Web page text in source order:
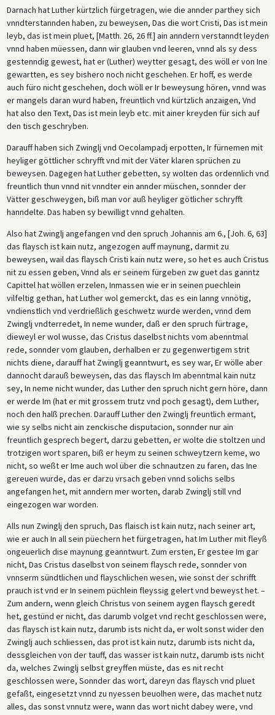
Darnach hat Luther kürtzlich fürgetragen, wie die annder parthey sich
vnndterstannden haben, zu beweysen, Das die wort Cristi, Das ist mein
leyb, das ist mein pluet, [Matth. 26, 26 ff.] ain anndern verstanndt leyden
vnnd haben müessen, dann wir glauben vnd leeren, vnnd als sy dess
gestenndig gewest, hat er (Luther) weytter gesagt, des wöll er von Ine
gewartten, es sey bishero noch nicht geschehen. Er hoff, es werde
auch füro nicht geschehen, doch wöll er Ir beweysung hören, vnnd was
er mangels daran wurd haben, freuntlich vnd kürtzlich anzaigen, Vnd
hat also den Text, Das ist mein leyb etc. mit ainer kreyden für sich auf
den tisch geschryben.
Darauff haben sich Zwinglj vnd Oecolampadj erpotten, Ir fürnemen mit
heyliger göttlicher schryfft vnd mit der Väter klaren sprüchen zu
beweysen. Dagegen hat Luther gebetten, sy wolten das ordennlich vnd
freuntlich thun vnnd nit vnndter ein annder müschen, sonnder der
Vätter geschweygen, biß man vor auß heyliger götlicher schryfft
hanndelte. Das haben sy bewilligt vnnd gehalten.
Also hat Zwinglj angefangen vnd den spruch Johannis am 6., [Joh. 6, 63]
das flaysch ist kain nutz, angezogen auff maynung, darmit zu
beweysen, wail das flaysch Cristi kain nutz were, so het es auch Cristus
nit zu essen geben, Vnnd als er seinem fürgeben zw guet das ganntz
Capittel hat wöllen erzelen, Inmassen wie er in seinen puechlein
vilfeltig gethan, hat Luther wol gemerckt, das es ein lanng vnnötig,
vndienstlich vnd verdrießlich geschwetz wurde werden, vnnd dem
Zwinglj vndterredet, In neme wunder, daß er den spruch fürtrage,
dieweyl er wol wusse, das Cristus daselbst nichts vom abenntmal
rede, sonnder vom glauben, derhalben er zu gegenwertigem strit
nichts diene, darauff hat Zwinglj geanntwurt, es sey war, Er wölle aber
dannocht darauß beweysen, das das flaysch Im abenntmal kain nutz
sey, In neme nicht wunder, das Luther den spruch nicht gern höre, dann
er werde Im (hat er mit grossem trutz vnd poch gesagt), dem Luther,
noch den halß prechen. Darauff Luther den Zwinglj freuntlich ermant,
wie sy selbs nicht ain zenckische disputacion, sonnder nur ain
freuntlich gesprech begert, darzu gebetten, er wolte die stoltzen und
trotzigen wort sparen, biß er heym zu seinen schweytzern keme, wo
nicht, so weßt er Ime auch wol über die schnautzen zu faren, das Ine
gereuen wurde, das er darzu vrsach geben vnnd solichs selbs
angefangen het, mit anndern mer worten, darab Zwinglj still vnd
eingezogen war worden.
Alls nun Zwinglj den spruch, Das flaisch ist kain nutz, nach seiner art,
wie er auch In all sein püechern het fürgetragen, hat Im Luther mit fleyß
ongeuerlich dise maynung geanntwurt. Zum ersten, Er gestee Im gar
nicht, Das Cristus daselbst von seinem flaysch rede, sonnder von
vnnserm sündtlichen und flayschlichen wesen, wie sonst der schrifft
prauch ist vnd er In seinem püchlein fleyssig gelert vnd beweyst het. –
Zum andern, wenn gleich Christus von seinem aygen flaysch geredt
het, gestünd er nicht, das darumb volget vnd recht geschlossen were,
das flaysch ist kain nutz, darumb ists nicht da, er wolt sonst wider den
Zwinglj auch schliessen, das prot ist kain nutz, darumb ists nicht da,
dessgleichen von der tauff, das wasser ist kain nutz, darumb ists nicht
da, welches Zwinglj selbst greyffen müste, das es nit recht
geschlossen were, Sonnder das wort, dareyn das flaysch vnd pluet
gefaßt, eingesetzt vnnd zu nyessen beuolhen were, das machet nutz
alles, das sonst vnnutz were, wann das wort nicht dabey were, vnd